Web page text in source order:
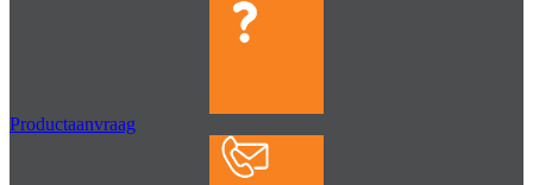
Productaanvraag